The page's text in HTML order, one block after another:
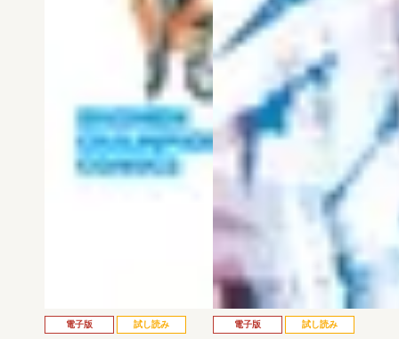
電子版 試し読み 電子版 試し読み